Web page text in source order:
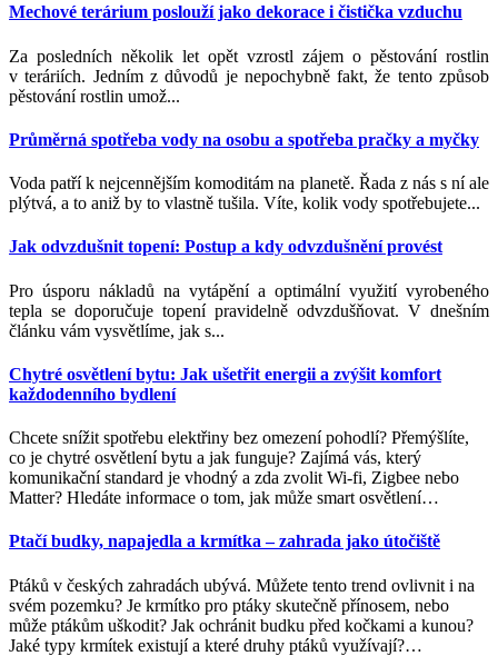
Mechové terárium poslouží jako dekorace i čistička vzduchu
Za posledních několik let opět vzrostl zájem o pěstování rostlin
v teráriích. Jedním z důvodů je nepochybně fakt, že tento způsob
pěstování rostlin umož...
Průměrná spotřeba vody na osobu a spotřeba pračky a myčky
Voda patří k nejcennějším komoditám na planetě. Řada z nás s ní ale
plýtvá, a to aniž by to vlastně tušila. Víte, kolik vody spotřebujete...
Jak odvzdušnit topení: Postup a kdy odvzdušnění provést
Pro úsporu nákladů na vytápění a optimální využití vyrobeného
tepla se doporučuje topení pravidelně odvzdušňovat. V dnešním
článku vám vysvětlíme, jak s...
Chytré osvětlení bytu: Jak ušetřit energii a zvýšit komfort
každodenního bydlení
Chcete snížit spotřebu elektřiny bez omezení pohodlí? Přemýšlíte,
co je chytré osvětlení bytu a jak funguje? Zajímá vás, který
komunikační standard je vhodný a zda zvolit Wi-fi, Zigbee nebo
Matter? Hledáte informace o tom, jak může smart osvětlení…
Ptačí budky, napajedla a krmítka – zahrada jako útočiště
Ptáků v českých zahradách ubývá. Můžete tento trend ovlivnit i na
svém pozemku? Je krmítko pro ptáky skutečně přínosem, nebo
může ptákům uškodit? Jak ochránit budku před kočkami a kunou?
Jaké typy krmítek existují a které druhy ptáků využívají?…